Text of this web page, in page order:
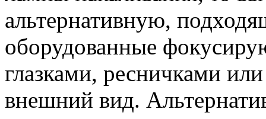
альтернативную,
оборудованные
глазками, ресничками
внешний вид.